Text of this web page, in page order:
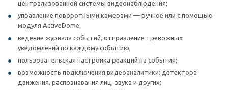
централизованной системы видеонаблюдения;
управление поворотными камерами — ручное или с помощью
модуля ActiveDome;
ведение журнала событий, отправление тревожных
уведомлений по каждому событию;
пользовательская настройка реакций на события;
возможность подключения видеоаналитики: детектора
движения, распознавания лиц, звука и других;